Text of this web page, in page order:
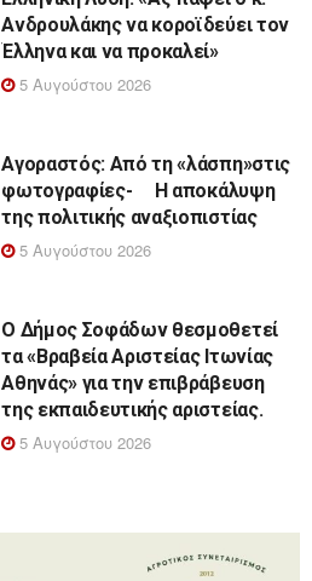
Ανδρουλάκης να κοροϊδεύει τον
Έλληνα και να προκαλεί»
5 Αυγούστου 2026
Αγοραστός: Από τη «λάσπη»στις
φωτογραφίες- Η αποκάλυψη
της πολιτικής αναξιοπιστίας
5 Αυγούστου 2026
Ο Δήμος Σοφάδων θεσμοθετεί
τα «Βραβεία Αριστείας Ιτωνίας
Αθηνάς» για την επιβράβευση
της εκπαιδευτικής αριστείας.
5 Αυγούστου 2026